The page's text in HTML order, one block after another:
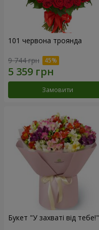
101 червона троянда
9 744 грн
Замовити
Букет "У захваті від тебе!"